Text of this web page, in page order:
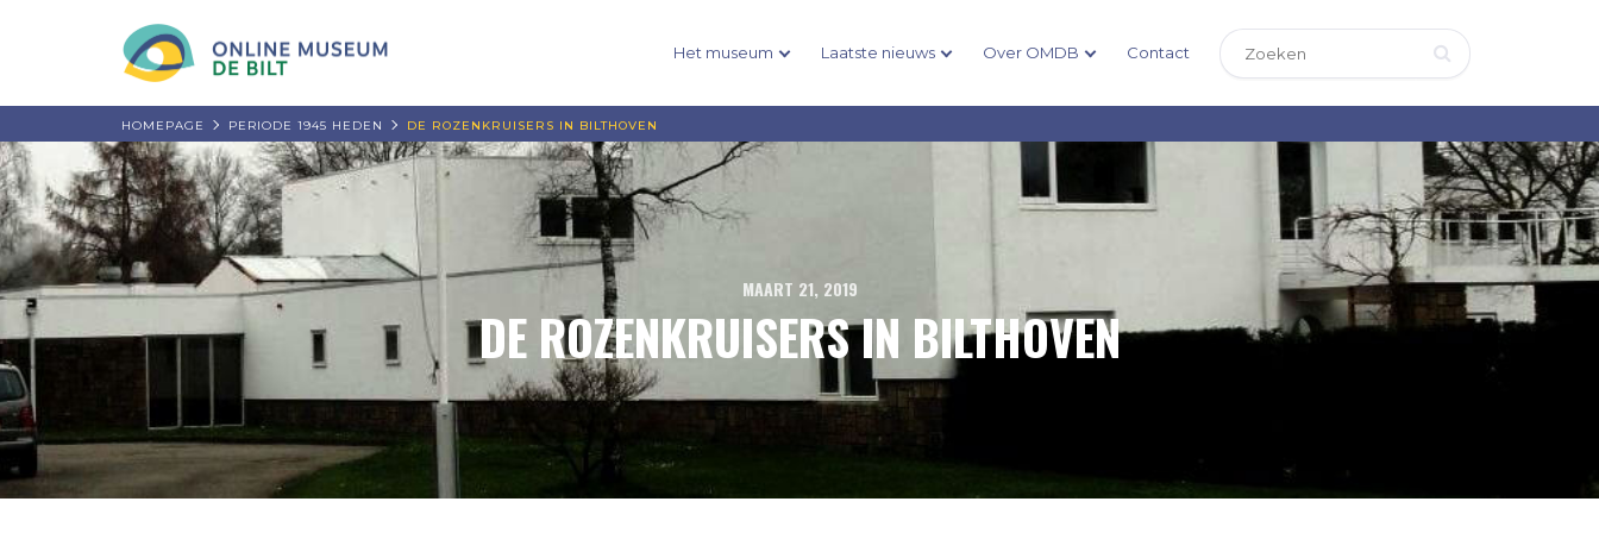
Het museum Laatste nieuws Over OMDB Contact
HOMEPAGE PERIODE 1945 HEDEN DE ROZENKRUISERS IN BILTHOVEN
MAART 21, 2019
DE ROZENKRUISERS IN BILTHOVEN